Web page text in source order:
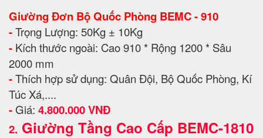
Giường Đơn Bộ Quốc Phòng BEMC - 910
-Trọng Lượng: 50Kg ± 10Kg
- Kích thước ngoài: Cao 910 * Rộng 1200 * Sâu
2000 mm
-Thích hợp sử dụng: Quân Đội, Bộ Quốc Phòng, Kí
Túc Xá,....
- Giá: 4.800.000 VNĐ
2. Giường Tầng Cao Cấp BEMC-1810